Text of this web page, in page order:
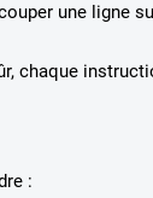
une ligne
chaque
: